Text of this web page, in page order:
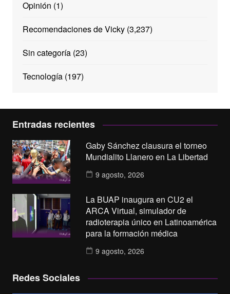
Opinión (1)
Recomendaciones de Vicky(3,237)
Sin categoría(23)
Tecnología(197)
Entradas recientes
Gaby Sánchez clausura el torneo
Mundialito Llanero en La Libertad
9 agosto, 2026
La BUAP inaugura en CU2 el
ARCA Virtual, simulador de
radioterapia único en Latinoamérica
para la formación médica
9 agosto, 2026
Redes Sociales